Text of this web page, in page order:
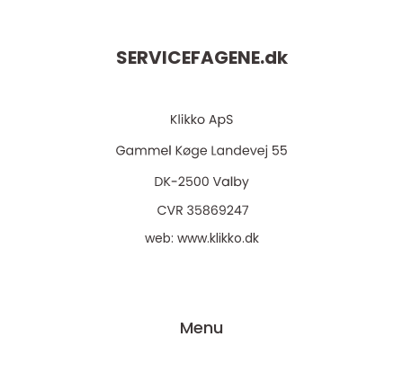
SERVICEFAGENE.dk
web: www.klikko.dk
Menu